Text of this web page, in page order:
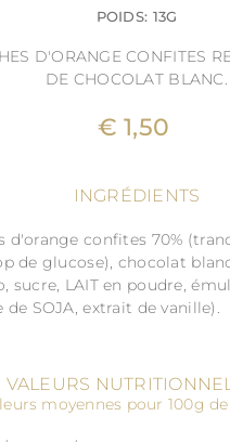
POIDS: 13G
D'ORANGE CONFITES
DE CHOCOLAT BLANC.
€ 1,50
INGRÉDIENTS
d'orange confites 70%
de glucose), chocolat
sucre, LAIT en poudre,
de SOJA, extrait de vanille).
VALEURS
moyennes pour 100g